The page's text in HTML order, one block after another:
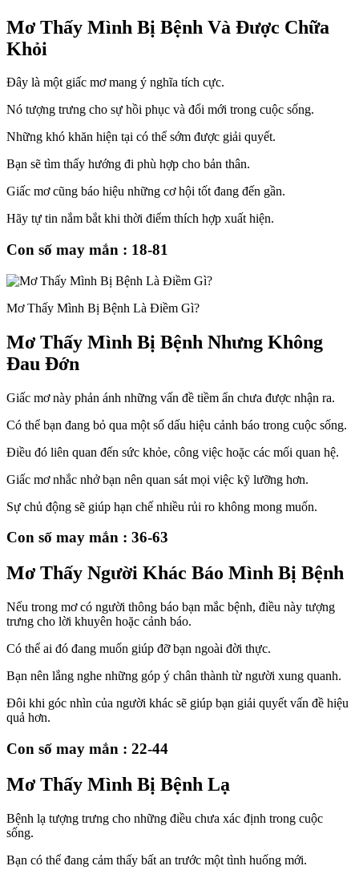
Mơ Thấy Mình Bị Bệnh Và Được Chữa
Khỏi
Đây là một giấc mơ mang ý nghĩa tích cực.
Nó tượng trưng cho sự hồi phục và đổi mới trong cuộc sống.
Những khó khăn hiện tại có thể sớm được giải quyết.
Bạn sẽ tìm thấy hướng đi phù hợp cho bản thân.
Giấc mơ cũng báo hiệu những cơ hội tốt đang đến gần.
Hãy tự tin nắm bắt khi thời điểm thích hợp xuất hiện.
Con số may mắn : 18-81
Mơ Thấy Mình Bị Bệnh Là Điềm Gì?
Mơ Thấy Mình Bị Bệnh Nhưng Không
Đau Đớn
Giấc mơ này phản ánh những vấn đề tiềm ẩn chưa được nhận ra.
Có thể bạn đang bỏ qua một số dấu hiệu cảnh báo trong cuộc sống.
Điều đó liên quan đến sức khỏe, công việc hoặc các mối quan hệ.
Giấc mơ nhắc nhở bạn nên quan sát mọi việc kỹ lưỡng hơn.
Sự chủ động sẽ giúp hạn chế nhiều rủi ro không mong muốn.
Con số may mắn : 36-63
Mơ Thấy Người Khác Báo Mình Bị Bệnh
Nếu trong mơ có người thông báo bạn mắc bệnh, điều này tượng
trưng cho lời khuyên hoặc cảnh báo.
Có thể ai đó đang muốn giúp đỡ bạn ngoài đời thực.
Bạn nên lắng nghe những góp ý chân thành từ người xung quanh.
Đôi khi góc nhìn của người khác sẽ giúp bạn giải quyết vấn đề hiệu
quả hơn.
Con số may mắn : 22-44
Mơ Thấy Mình Bị Bệnh Lạ
Bệnh lạ tượng trưng cho những điều chưa xác định trong cuộc
sống.
Bạn có thể đang cảm thấy bất an trước một tình huống mới.